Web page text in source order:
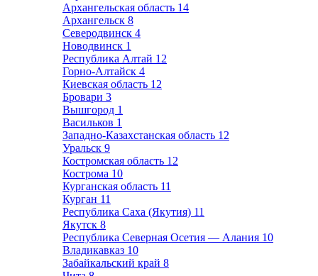
Архангельская область 14
Архангельск 8
Северодвинск 4
Новодвинск 1
Республика Алтай 12
Горно-Алтайск 4
Киевская область 12
Бровари 3
Вышгород 1
Васильков 1
Западно-Казахстанская область 12
Уральск 9
Костромская область 12
Кострома 10
Курганская область 11
Курган 11
Республика Саха (Якутия) 11
Якутск 8
Республика Северная Осетия — Алания 10
Владикавказ 10
Забайкальский край 8